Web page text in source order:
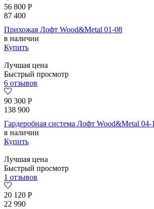
56 800 Р
87 400
Прихожая Лофт Wood&Metal 01-08
в наличии
Купить
Лучшая цена
Быстрый просмотр
6 отзывов
90 300 Р
138 900
Гардеробная система Лофт Wood&Metal 04-
в наличии
Купить
Лучшая цена
Быстрый просмотр
1 отзывов
20 120 Р
22 990